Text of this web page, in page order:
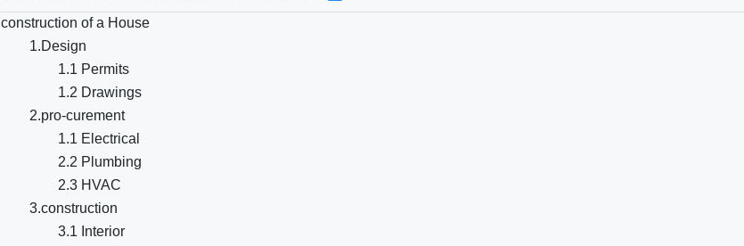
construction of a House
1.Design
1.1 Permits
1.2 Drawings
2.pro-curement
1.1 Electrical
2.2 Plumbing
2.3 HVAC
3.construction
3.1 Interior